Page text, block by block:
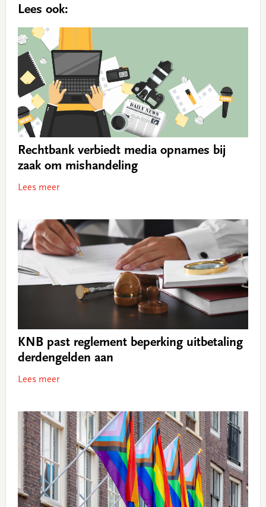
Lees ook:
Rechtbank verbiedt media opnames bij
zaak om mishandeling
Lees meer
KNB past reglement beperking uitbetaling
derdengelden aan
Lees meer